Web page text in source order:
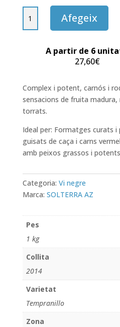
de
AUTOR
Reserva
Afegeix
A partir de 6
27,60€
Complex i potent, carnós i
sensacions de fruita madura,
torrats.
Ideal per: Formatges curats i
guisats de caça i carns
amb peixos grassos i
Categoria: Vi negre
Marca: SOLTERRA AZ
Pes
1 kg
Collita
2014
Varietat
Tempranillo
Zona